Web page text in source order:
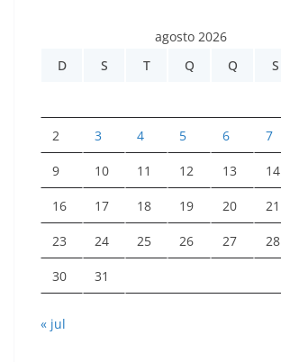
agosto 2026
D
S T Q Q S
2 3 4 5 6 7
9 10 11 12 13 14
16 17 18 19 20 21
23 24 25 26 27 28
30 31
« jul